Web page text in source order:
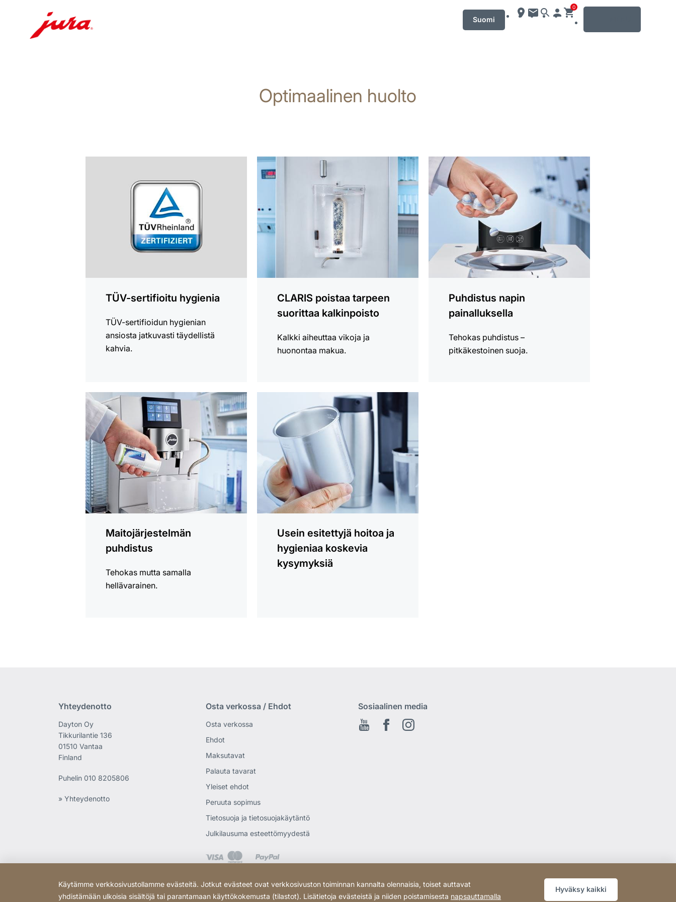
Suomi
0
Optimaalinen huolto
TÜV-sertifioitu hygienia
TÜV-sertifioidun hygienian
ansiosta jatkuvasti täydellistä
kahvia.
CLARIS poistaa tarpeen
suorittaa kalkinpoisto
Kalkki aiheuttaa vikoja ja
huonontaa makua.
lisätietoja
Puhdistus napin
painalluksella
Tehokas puhdistus –
pitkäkestoinen suoja.
lisätietoja
Maitojärjestelmän
puhdistus
Tehokas mutta samalla
hellävarainen.
lisätietoja
Usein esitettyjä hoitoa ja
hygieniaa koskevia
kysymyksiä
Yhteydenotto
Dayton Oy
Tikkurilantie 136
01510 Vantaa
Finland
Puhelin 010 8205806
» Yhteydenotto
Osta verkossa / Ehdot
Osta verkossa
Ehdot
Maksutavat
Palauta tavarat
Yleiset ehdot
Peruuta sopimus
Tietosuoja ja tietosuojakäytäntö
Julkilausuma esteettömyydestä
Sosiaalinen media
Youtube FacebookInstagram
Käytämme verkkosivustollamme evästeitä. Jotkut evästeet ovat verkkosivuston toiminnan kannalta olennaisia, toiset auttavat
yhdistämään ulkoisia sisältöjä tai parantamaan käyttökokemusta (tilastot). Lisätietoja evästeistä ja niiden poistamisesta napsauttamalla
Hyväksy kaikki